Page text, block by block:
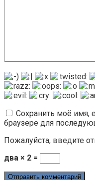
Сохранить моё имя,
браузере для
Пожалуйста, введите
два × 2 =